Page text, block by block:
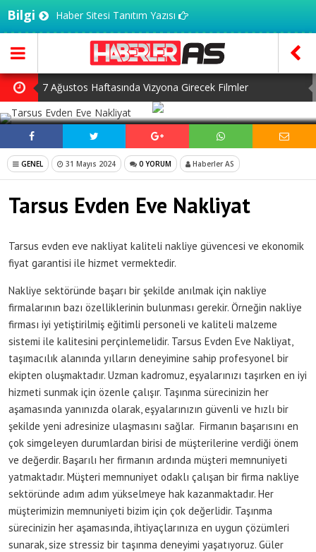
Bilgi Haber Sitesi Tanıtım Yazısı
7 Ağustos Haftasında Vizyona Girecek Filmler
Mürsel Ferhat Sağlam Tek Rumeli Tv’de Marka Atölyesi
Programına Konuk Oldu
Dijitalleşme Ebelik Hizmetlerini Dönüştürüyor
İnsanlar Saç Ekimi İçin Neden Türkiye’ye Geliyor?
Kilo Vermek mi, Yağ Vermek mi? Aynı Şey Sanıyoruz Ama
SOSYAL MEDYADA PAYLAŞ
GENEL 31 Mayıs 2024 0 YORUM Haberler AS
Tarsus Evden Eve Nakliyat
Tarsus evden eve nakliyat kaliteli nakliye güvencesi ve ekonomik
fiyat garantisi ile hizmet vermektedir.
Nakliye sektöründe başarı bir şekilde anılmak için nakliye
firmalarının bazı özelliklerinin bulunması gerekir. Örneğin nakliye
firması iyi yetiştirilmiş eğitimli personeli ve kaliteli malzeme
sistemi ile kalitesini perçinlemelidir. Tarsus Evden Eve Nakliyat,
taşımacılık alanında yılların deneyimine sahip profesyonel bir
ekipten oluşmaktadır. Uzman kadromuz, eşyalarınızı taşırken en iyi
hizmeti sunmak için özenle çalışır. Taşınma sürecinizin her
aşamasında yanınızda olarak, eşyalarınızın güvenli ve hızlı bir
şekilde yeni adresinize ulaşmasını sağlar. Firmanın başarısını en
çok simgeleyen durumlardan birisi de müşterilerine verdiği önem
ve değerdir. Başarılı her firmanın ardında müşteri memnuniyeti
yatmaktadır. Müşteri memnuniyet odaklı çalışan bir firma nakliye
sektöründe adım adım yükselmeye hak kazanmaktadır. Her
müşterimizin memnuniyeti bizim için çok değerlidir. Taşınma
sürecinizin her aşamasında, ihtiyaçlarınıza en uygun çözümleri
sunarak, size stressiz bir taşınma deneyimi yaşatıyoruz. Güler